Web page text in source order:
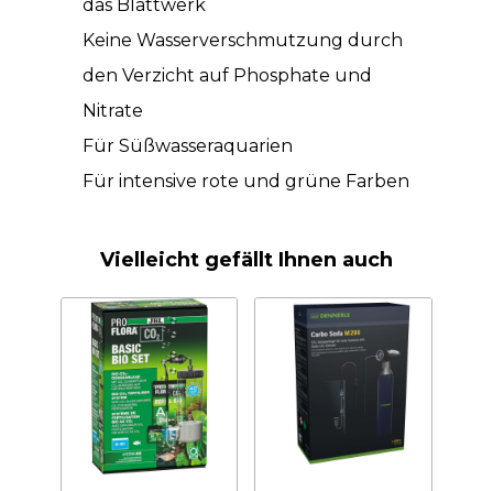
das Blattwerk
Keine Wasserverschmutzung durch
den Verzicht auf Phosphate und
Nitrate
Für Süßwasseraquarien
Für intensive rote und grüne Farben
Vielleicht gefällt Ihnen auch